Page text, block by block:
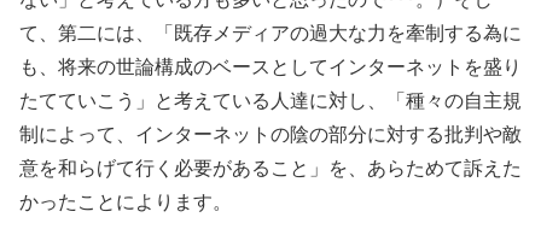
て、第二には、「既存メディアの過大な力を牽制する為に
も、将来の世論構成のベースとしてインターネットを盛り
たてていこう」と考えている人達に対し、「種々の自主規
制によって、インターネットの陰の部分に対する批判や敵
意を和らげて行く必要があること」を、あらためて訴えた
かったことによります。